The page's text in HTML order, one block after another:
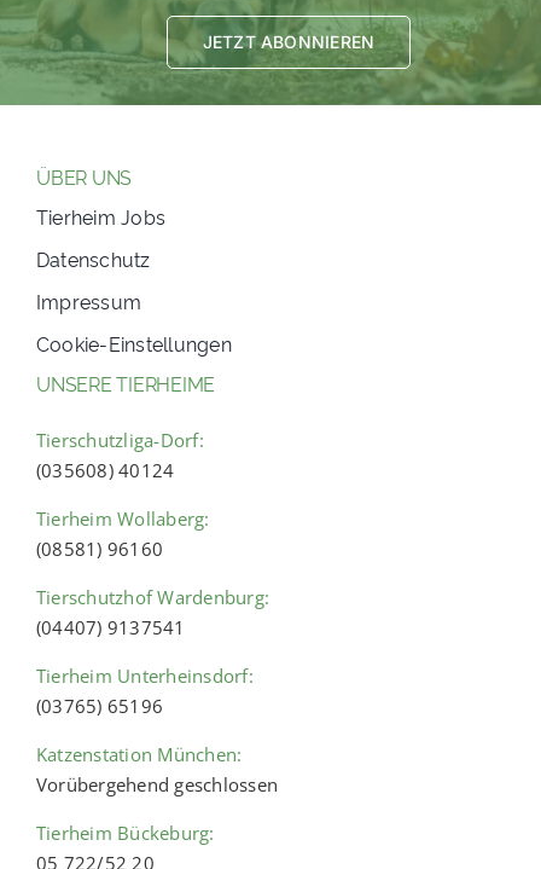
JETZT ABONNIEREN
ÜBER UNS
Tierheim Jobs
Datenschutz
Impressum
Cookie-Einstellungen
UNSERE TIERHEIME
Tierschutzliga-Dorf:
(035608) 40124
Tierheim Wollaberg:
(08581) 96160
Tierschutzhof Wardenburg:
(04407) 9137541
Tierheim Unterheinsdorf:
(03765) 65196
Katzenstation München:
Vorübergehend geschlossen
Tierheim Bückeburg:
05 722/52 20